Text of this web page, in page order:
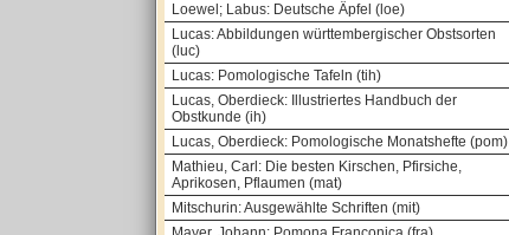
Loewel; Labus: Deutsche Äpfel (loe)
Lucas: Abbildungen württembergischer Obstsorten
(luc)
Lucas: Pomologische Tafeln (tih)
Lucas, Oberdieck: Illustriertes Handbuch der
Obstkunde (ih)
Lucas, Oberdieck: Pomologische Monatshefte (pom)
Mathieu, Carl: Die besten Kirschen, Pfirsiche,
Aprikosen, Pflaumen (mat)
Mitschurin: Ausgewählte Schriften (mit)